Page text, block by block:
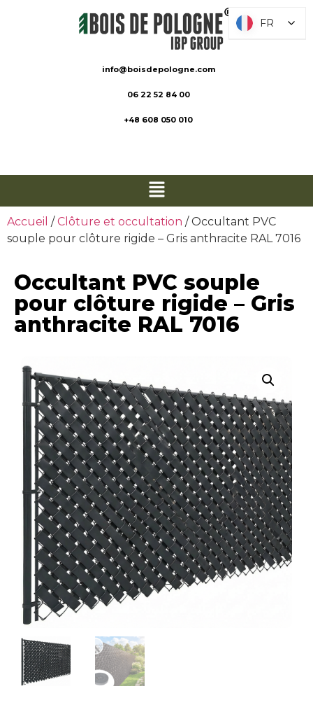
info@boisdepologne.com
06 22 52 84 00
+48 608 050 010
Accueil /Clôture et occultation / Occultant PVC
souple pour clôture rigide – Gris anthracite RAL 7016
Occultant PVC souple
pour clôture rigide – Gris
anthracite RAL 7016
FR
FR